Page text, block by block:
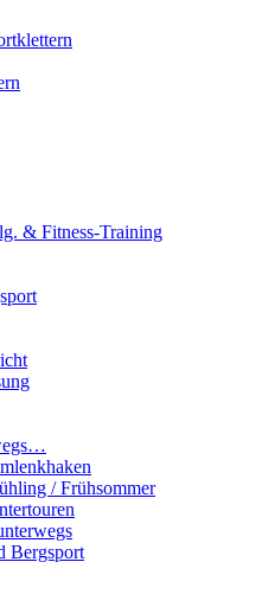
& Fitness-Training
/ Frühsommer
Bergsport